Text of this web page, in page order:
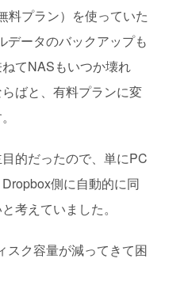
料プラン）を使っていた
データのバックアップも
てNASもいつか壊れ
ばと、有料プランに変
的だったので、単にPC
側に自動的に同
考えていました。
スク容量が減ってきて困